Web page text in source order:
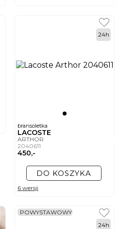
bransoletka
LACOSTE
ARTHOR
2040611
450,-
24h
DO KOSZYKA
6 wersji
POWYSTAWOWY
24h